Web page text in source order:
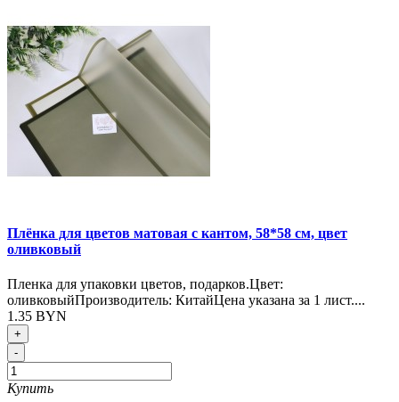
Плёнка для цветов матовая с кантом, 58*58 см, цвет
оливковый
Пленка для упаковки цветов, подарков.Цвет:
оливковыйПроизводитель: КитайЦена указана за 1 лист....
1.35 BYN
+
-
Купить